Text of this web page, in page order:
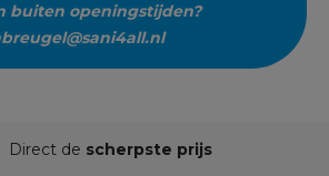
buiten openingstijden?
Direct de scherpste prijs